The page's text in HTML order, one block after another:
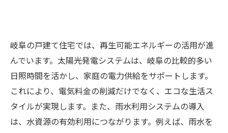
岐阜の戸建て住宅では、再生可能エネルギーの活用が進
んでいます。太陽光発電システムは、岐阜の比較的多い
日照時間を活かし、家庭の電力供給をサポートします。
これにより、電気料金の削減だけでなく、エコな生活ス
タイルが実現します。また、雨水利用システムの導入
は、水資源の有効利用につながります。例えば、雨水を